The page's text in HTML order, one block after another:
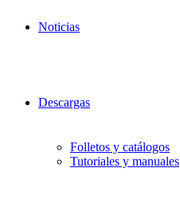
Noticias
Descargas
Folletos y catálogos
Tutoriales y manuales